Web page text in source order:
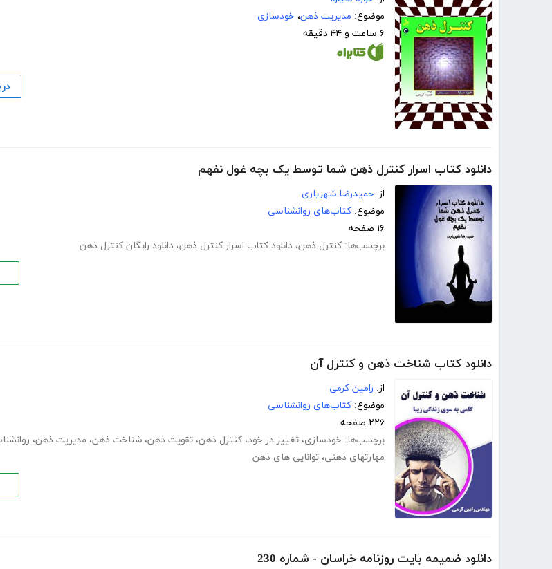
موضوع: مدیریت ذهن، خودسازی
۶ ساعت و ۴۴ دقیقه
دانلود کتاب اسرار کنترل ذهن شما توسط یک بچه غول نفهم
از: حمیدرضا شهریاری
موضوع: کتاب‌های روانشناسی
۱۶ صفحه
برچسب‌ها: کنترل ذهن، دانلود کتاب اسرار کنترل ذهن، دانلود رایگان کنترل ذهن
دانلود کتاب شناخت ذهن و کنترل آن
از: رامین کرمی
موضوع: کتاب‌های روانشناسی
۲۲۶ صفحه
برچسب‌ها: خودسازی، تغییر در خود، کنترل ذهن، تقویت ذهن، شناخت ذهن، مدیریت ذهن،
مهارت­های ذهنی، توانایی های ذهن
دانلود ضمیمه بایت روزنامه خراسان - شماره 230